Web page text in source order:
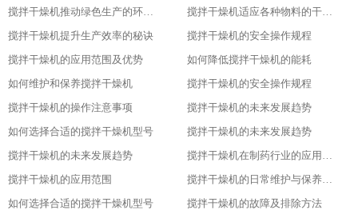
搅拌干燥机推动绿色生产的环保选择
搅拌干燥机适应各种物料的干燥利器
搅拌干燥机提升生产效率的秘诀
搅拌干燥机的安全操作规程
搅拌干燥机的应用范围及优势
如何降低搅拌干燥机的能耗
如何维护和保养搅拌干燥机
搅拌干燥机的安全操作规程
搅拌干燥机的操作注意事项
搅拌干燥机的未来发展趋势
如何选择合适的搅拌干燥机型号
搅拌干燥机的未来发展趋势
搅拌干燥机的未来发展趋势
搅拌干燥机在制药行业的应用及优势
搅拌干燥机的应用范围
搅拌干燥机的日常维护与保养技巧
如何选择合适的搅拌干燥机型号
搅拌干燥机的故障及排除方法